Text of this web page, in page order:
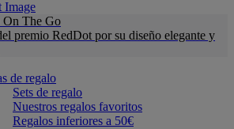
On The Go
premio RedDot por su diseño elegante y
de regalo
Sets de regalo
Nuestros regalos favoritos
Regalos inferiores a 50€